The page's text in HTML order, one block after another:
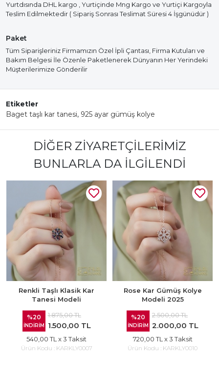
Yurtdısında DHL kargo , Yurtiçinde Mng Kargo ve Yurtiçi Kargoyla
Teslim Edilmektedir ( Sipariş Sonrası Teslimat Süresi 4 İşgünüdür )
Paket
Tüm Siparişleriniz Firmamızın Özel İpli Çantası, Firma Kutuları ve
Bakım Belgesi İle Özenle Paketlenerek Dünyanın Her Yerindeki
Müşterilerimize Gönderilir
Etiketler
Baget taşlı kar tanesi, 925 ayar gümüş kolye
DIĞER ZIYARETÇILERIMIZ
BUNLARLA DA İLGILENDI
Renkli Taşlı Klasik Kar
Tanesi Modeli
%20
İNDİRİM
1.875,00 TL
1.500,00 TL
540,00 TL x 3 Taksit
Ürün Kodu : KARKLY0007
Rose Kar Gümüş Kolye
Modeli 2025
%20
İNDİRİM
2.500,00 TL
2.000,00 TL
720,00 TL x 3 Taksit
Ürün Kodu : KARKLY0010